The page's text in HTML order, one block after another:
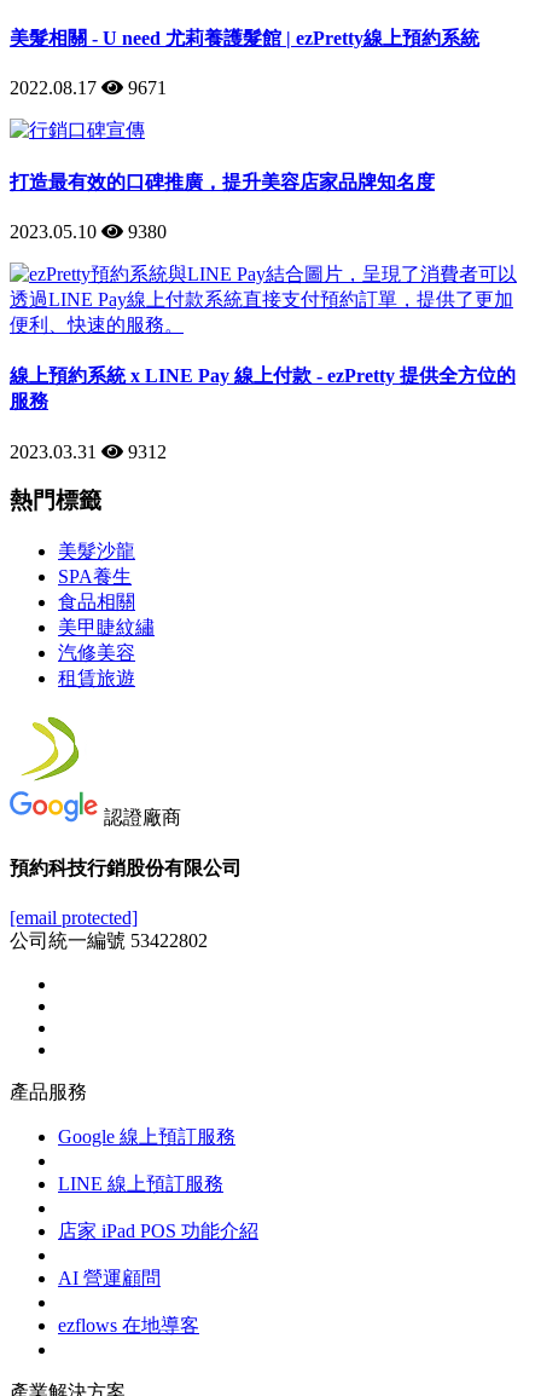
美髮相關 - U need 尤莉養護髮館 | ezPretty線上預約系統
2022.08.17 9671
打造最有效的口碑推廣，提升美容店家品牌知名度
2023.05.10 9380
線上預約系統 x LINE Pay 線上付款 - ezPretty 提供全方位的
服務
2023.03.31 9312
熱門標籤
美髮沙龍
SPA養生
食品相關
美甲睫紋繡
汽修美容
租賃旅遊
認證廠商
預約科技行銷股份有限公司
[email protected]
公司統一編號 53422802
產品服務
Google 線上預訂服務
LINE 線上預訂服務
店家 iPad POS 功能介紹
AI 營運顧問
ezflows 在地導客